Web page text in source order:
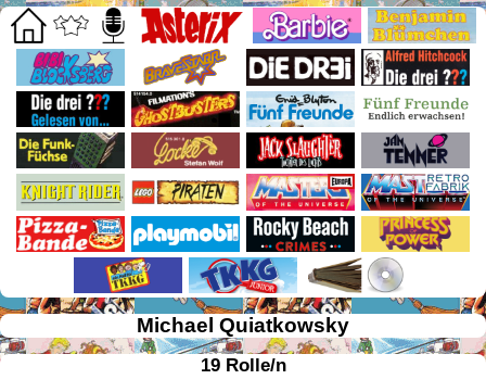
Michael Quiatkowsky
19 Rolle/n